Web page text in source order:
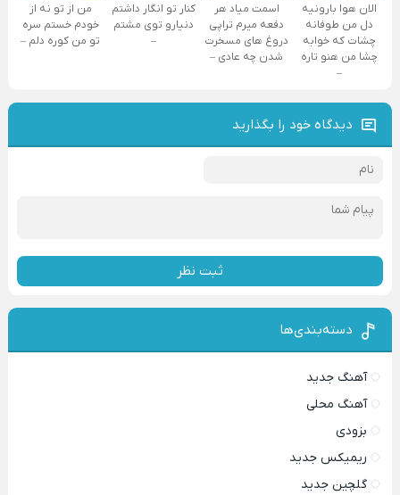
الان هوا بارونیه
دل من طوفانه
چشات که خوابه
چشا من هنو تاره
–
اسمت میاد هر
دفعه میرم تراپی
دروغ‌ های مسخرت
شدن چه عادی –
کنار تو انگار داشتم
دنیارو توی مشتم
–
من از تو نه از
خودم خستم سره
تو من کوره دلم –
دیدگاه خود را بگذارید
ثبت نظر
دسته‌بندی‌ها
آهنگ جدید
آهنگ محلی
بزودی
ریمیکس جدید
گلچین جدید